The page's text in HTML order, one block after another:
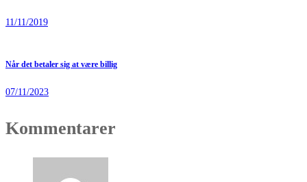
11/11/2019
Når det betaler sig at være billig
07/11/2023
Kommentarer